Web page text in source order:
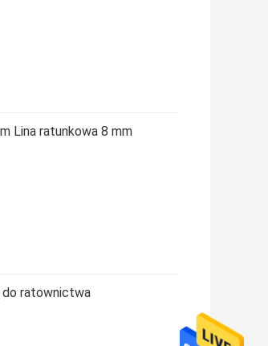
Lina ratunkowa 8 mm
do ratownictwa